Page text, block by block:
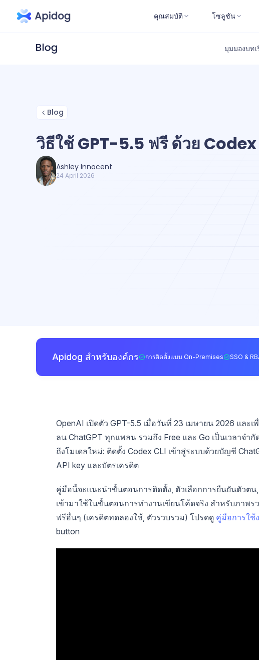
คุณสมบัติ โซลูชัน
มุมมองบท
Blog
วิธีใช้ GPT-5.5 ฟรี ด้วย Codex
Ashley Innocent
24 April 2026
Apidog สำหรับองค์กร การติดตั้งแบบ On-Premises SSO &
OpenAI เปิดตัว GPT-5.5 เมื่อวันที่ 23 เมษายน 2026 และ
ลน ChatGPT ทุกแพลน รวมถึง Free และ Go เป็นเวลาจ
ถึงโมเดลใหม่: ติดตั้ง Codex CLI เข้าสู่ระบบด้วยบัญชี
API key และบัตรเครดิต
คู่มือนี้จะแนะนำขั้นตอนการติดตั้ง, ตัวเลือกการยืนยันตัวต
เข้ามาใช้ในขั้นตอนการทำงานเขียนโค้ดจริง สำหรับภาพร
ฟรีอื่นๆ (เครดิตทดลองใช้, ตัวรวบรวม) โปรดดู คู่มือการใช้
button